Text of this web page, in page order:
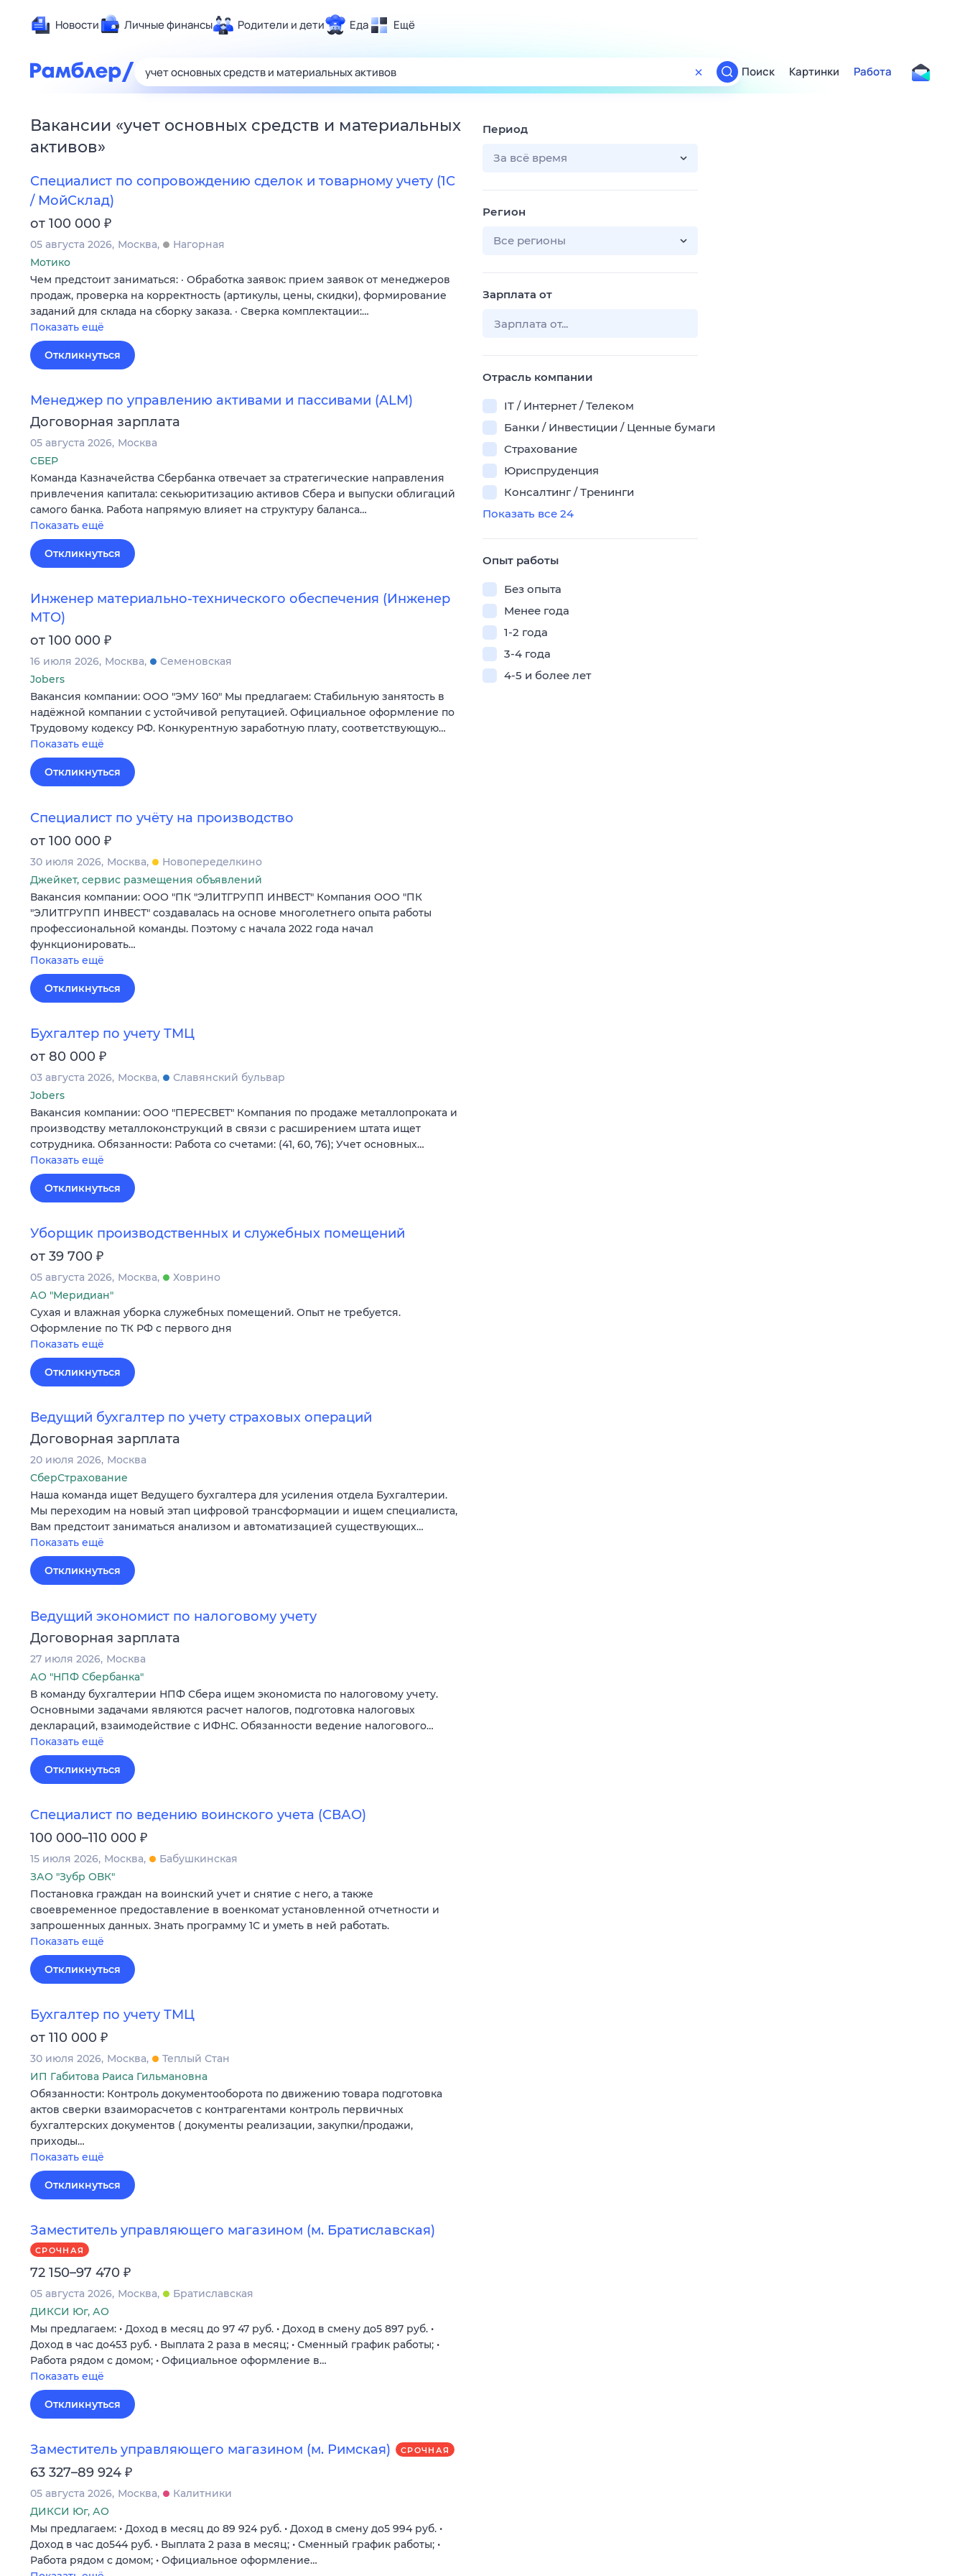
Новости Личные финансы Родители и дети Еда Ещё
Здоровье
Развлечения и отдых
Спорт
Авто
Поиск
ТВ-программа
Поиск Картинки Работа
Вакансии «учет основных средств и материальных
активов»
Специалист по сопровождению сделок и товарному учету (1С
/ МойСклад)
от 100 000 ₽
05 августа 2026 Москва
Нагорная
Мотико
Чем предстоит заниматься: · Обработка заявок: прием заявок от менеджеров
продаж, проверка на корректность (артикулы, цены, скидки), формирование
заданий для склада на сборку заказа. · Сверка комплектации:…
Показать ещё
Откликнуться
Менеджер по управлению активами и пассивами (ALM)
Договорная зарплата
05 августа 2026 Москва
СБЕР
Команда Казначейства Сбербанка отвечает за стратегические направления
привлечения капитала: секьюритизацию активов Сбера и выпуски облигаций
самого банка. Работа напрямую влияет на структуру баланса…
Показать ещё
Откликнуться
Инженер материально-технического обеспечения (Инженер
МТО)
от 100 000 ₽
16 июля 2026 Москва
Семеновская
Jobers
Вакансия компании: ООО "ЭМУ 160" Мы предлагаем: Стабильную занятость в
надёжной компании с устойчивой репутацией. Официальное оформление по
Трудовому кодексу РФ. Конкурентную заработную плату, соответствующую…
Показать ещё
Откликнуться
Специалист по учёту на производство
от 100 000 ₽
30 июля 2026 Москва
Новопеределкино
Джейкет, сервис размещения объявлений
Вакансия компании: ООО "ПК "ЭЛИТГРУПП ИНВЕСТ" Компания ООО "ПК
"ЭЛИТГРУПП ИНВЕСТ" создавалась на основе многолетнего опыта работы
профессиональной команды. Поэтому с начала 2022 года начал
функционировать…
Показать ещё
Откликнуться
Бухгалтер по учету ТМЦ
от 80 000 ₽
03 августа 2026 Москва
Славянский бульвар
Jobers
Вакансия компании: ООО "ПЕРЕСВЕТ" Компания по продаже металлопроката и
производству металлоконструкций в связи с расширением штата ищет
сотрудника. Обязанности: Работа со счетами: (41, 60, 76); Учет основных…
Показать ещё
Откликнуться
Уборщик производственных и служебных помещений
от 39 700 ₽
05 августа 2026 Москва
Ховрино
АО "Меридиан"
Сухая и влажная уборка служебных помещений. Опыт не требуется.
Оформление по ТК РФ с первого дня
Показать ещё
Откликнуться
Ведущий бухгалтер по учету страховых операций
Договорная зарплата
20 июля 2026 Москва
СберСтрахование
Наша команда ищет Ведущего бухгалтера для усиления отдела Бухгалтерии.
Мы переходим на новый этап цифровой трансформации и ищем специалиста,
Вам предстоит заниматься анализом и автоматизацией существующих…
Показать ещё
Откликнуться
Ведущий экономист по налоговому учету
Договорная зарплата
27 июля 2026 Москва
АО "НПФ Сбербанка"
В команду бухгалтерии НПФ Сбера ищем экономиста по налоговому учету.
Основными задачами являются расчет налогов, подготовка налоговых
деклараций, взаимодействие с ИФНС. Обязанности ведение налогового…
Показать ещё
Откликнуться
Специалист по ведению воинского учета (СВАО)
100 000–110 000 ₽
15 июля 2026 Москва
Бабушкинская
ЗАО "Зубр ОВК"
Постановка граждан на воинский учет и снятие с него, а также
своевременное предоставление в военкомат установленной отчетности и
запрошенных данных. Знать программу 1С и уметь в ней работать.
Показать ещё
Откликнуться
Бухгалтер по учету ТМЦ
от 110 000 ₽
30 июля 2026 Москва
Теплый Стан
ИП Габитова Раиса Гильмановна
Обязанности: Контроль документооборота по движению товара подготовка
актов сверки взаиморасчетов с контрагентами контроль первичных
бухгалтерских документов ( документы реализации, закупки/продажи,
приходы…
Показать ещё
Откликнуться
Заместитель управляющего магазином (м. Братиславская)
СРОЧНАЯ
72 150–97 470 ₽
05 августа 2026 Москва
Братиславская
ДИКСИ Юг, АО
Мы предлагаем: • Доход в месяц до 97 47 руб. • Доход в смену до5 897 руб. •
Доход в час до453 руб. • Выплата 2 раза в месяц; • Сменный график работы; •
Работа рядом с домом; • Официальное оформление в…
Показать ещё
Откликнуться
Заместитель управляющего магазином (м. Римская) СРОЧНАЯ
63 327–89 924 ₽
05 августа 2026 Москва
Калитники
ДИКСИ Юг, АО
Мы предлагаем: • Доход в месяц до 89 924 руб. • Доход в смену до5 994 руб. •
Доход в час до544 руб. • Выплата 2 раза в месяц; • Сменный график работы; •
Работа рядом с домом; • Официальное оформление…
Период
За всё время
Регион
Все регионы
Зарплата от
Отрасль компании
IT / Интернет / Телеком
Банки / Инвестиции / Ценные бумаги
Страхование
Юриспруденция
Консалтинг / Тренинги
Показать все 24
Опыт работы
Без опыта
Менее года
1-2 года
3-4 года
4-5 и более лет